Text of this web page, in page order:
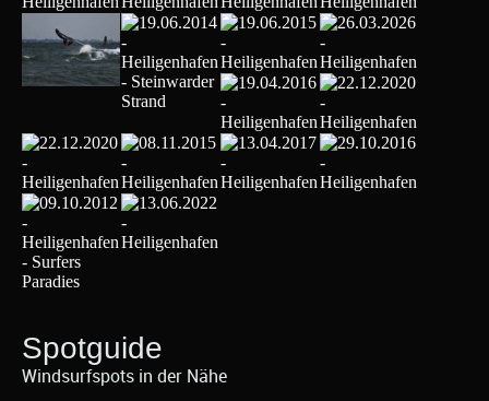
Spotguide
Windsurfspots in der Nähe